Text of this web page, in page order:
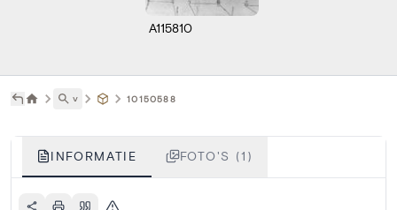
A115810
˅ 10150588
INFORMATIE FOTO'S (1)